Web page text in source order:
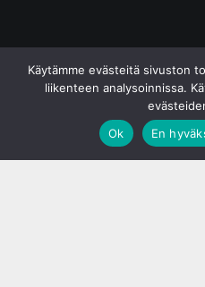
Käytämme evästeitä sivuston
liikenteen analysoinnissa.
Ok
En